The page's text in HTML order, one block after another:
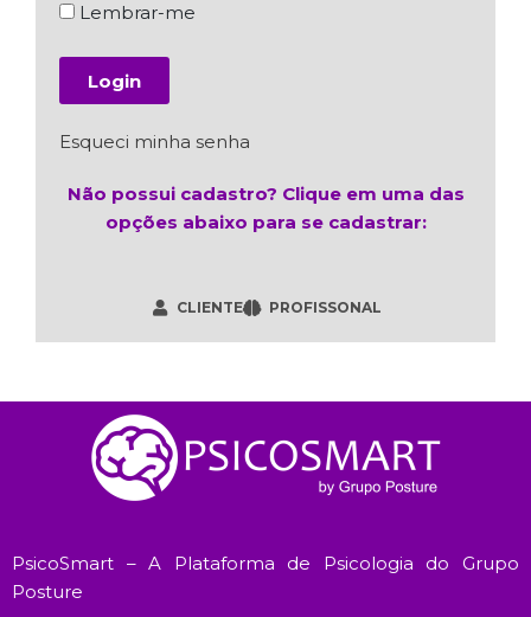
Lembrar-me
Login
Esqueci minha senha
Não possui cadastro? Clique em uma das
opções abaixo para se cadastrar:
CLIENTE PROFISSONAL
PsicoSmart – A Plataforma de Psicologia do Grupo
Posture